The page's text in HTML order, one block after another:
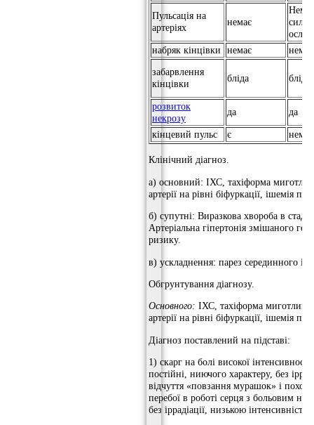
Пульсація на
артеріях
немає
набряк кінцівки
немає
немає
забарвлення
кінцівки
бліда бліда
розвиток
некрозу
да
да
кінцевий пульс
є немає
Клінічний діагноз.
а) основний: ІХС, тахіформа
артерії на рівні біфуркації, ішемія
б) супутні: Виразкова хвороба в стадії
Артеріальна гіпертонія змішаного
ризику.
в) ускладнення: парез серединного і
Обгрунтування діагнозу.
Основного: ІХС, тахіформа миготливої
артерії на рівні біфуркації, ішемія
Діагноз поставлений на підставі:
1) скарг на болі високої
постійні, ниючого характеру, без
відчуття «повзання мурашок» і
перебої в роботі серця з больовим
без іррадіації, низькою